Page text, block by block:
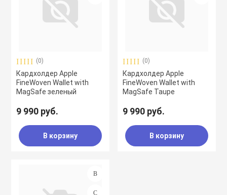
(0)
Кардхолдер Apple
FineWoven Wallet with
MagSafe зеленый
9 990 руб.
В корзину
(0)
Кардхолдер Apple
FineWoven Wallet with
MagSafe Taupe
9 990 руб.
В корзину